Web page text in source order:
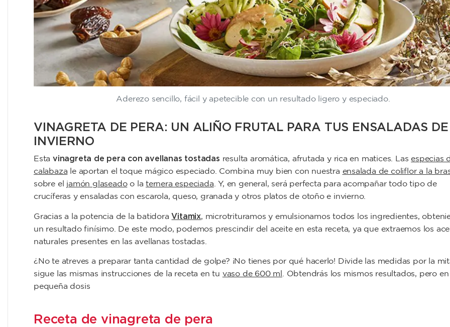
Aderezo sencillo, fácil y apetecible con un resultado ligero y especiado.
VINAGRETA DE PERA: UN ALIÑO FRUTAL PARA TUS ENSALADAS DE
INVIERNO
Esta vinagreta de pera con avellanas tostadas resulta aromática, afrutada y rica en matices. Las especias
calabaza le aportan el toque mágico especiado. Combina muy bien con nuestra ensalada de coliflor a la
sobre el jamón glaseadoo laternera especiada. Y, en general, será perfecta para acompañar todo tipo de
crucíferas y ensaladas con escarola, queso, granada y otros platos de otoño e invierno.
Gracias a la potencia de la batidora Vitamix, microtrituramos y emulsionamos todos los ingredientes,
un resultado finísimo. De este modo, podemos prescindir del aceite en esta receta, ya que extraemos los
naturales presentes en las avellanas tostadas.
¿No te atreves a preparar tanta cantidad de golpe? ¡No tienes por qué hacerlo! Divide las medidas por la
sigue las mismas instrucciones de la receta en tu vaso de 600 ml
. Obtendrás los mismos resultados, pero en
pequeña dosis
Receta de vinagreta de pera